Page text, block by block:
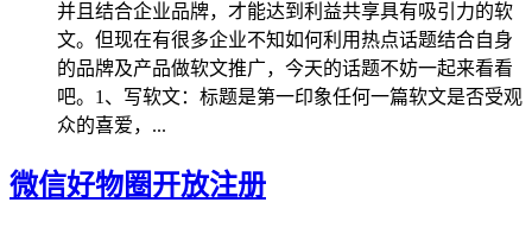
并且结合企业品牌，才能达到利益共享具有吸引力的软
文。但现在有很多企业不知如何利用热点话题结合自身
的品牌及产品做软文推广，今天的话题不妨一起来看看
吧。1、写软文：标题是第一印象任何一篇软文是否受观
众的喜爱，...
微信好物圈开放注册